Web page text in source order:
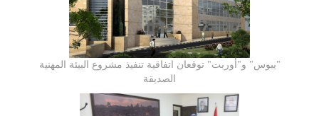
"يبوس" و"أوربت" توقعان اتفاقية تنفيذ مشروع البيئة المهنية
الصديقة